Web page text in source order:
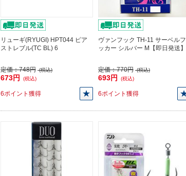
リューギ(RYUGI) HPT044 ピア
ストレブル(TC BL) 6
定価：748円 (税込)
673円 (税込)
6ポイント獲得
ヴァンフック TH-11 サーベルフ
ッカー シルバー M【即日発送】
定価：770円 (税込)
693円 (税込)
6ポイント獲得